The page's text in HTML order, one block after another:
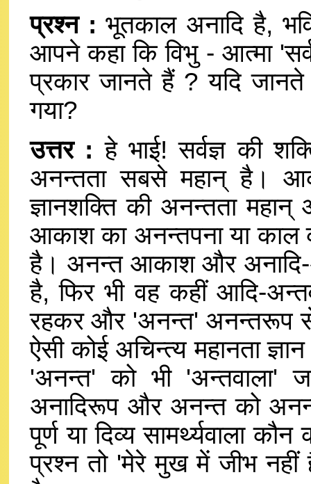
प्रश्न : भूतकाल अनादि है,
आपने कहा कि विभु - आत्मा
प्रकार जानते हैं ? यदि
गया?
उत्तर : हे भाई! सर्वज्ञ की
अनन्तता सबसे महान् है।
ज्ञानशक्ति की अनन्तता
आकाश का अनन्तपना या काल
है। अनन्त आकाश और अनादि-
है, फिर भी वह कहीं आदि-
रहकर और 'अनन्त' अनन्तरूप
ऐसी कोई अचिन्त्य महानता
'अनन्त' को भी 'अन्तवाला'
अनादिरूप और अनन्त को
पूर्ण या दिव्य सामर्थ्यवाला
प्रश्न तो 'मेरे मुख में जीभ नहीं